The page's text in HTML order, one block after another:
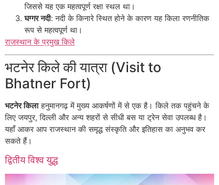
जिससे यह एक महत्वपूर्ण रक्षा स्थल था।
घग्गर नदी: नदी के किनारे स्थित होने के कारण यह किला रणनीतिक
रूप से महत्वपूर्ण था।
राजस्थान के प्रमुख किले
भटनेर किले की यात्रा (Visit to
Bhatner Fort)
भटनेर किलाहनुमानगढ़ में मुख्य आकर्षणों में से एक है। किले तक पहुंचने के
लिए जयपुर, दिल्ली और अन्य शहरों से सीधी बस या ट्रेन सेवा उपलब्ध है।
यहाँ आकर आप राजस्थान की समृद्ध संस्कृति और इतिहास का अनुभव कर
सकते हैं।
द्वितीय विश्व युद्ध